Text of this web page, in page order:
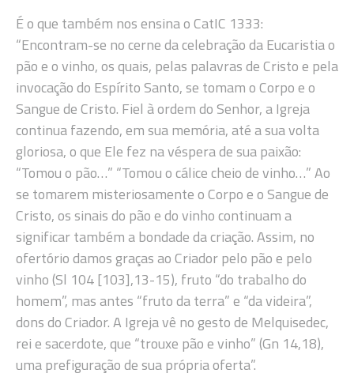
É o que também nos ensina o CatIC 1333:
“Encontram-se no cerne da celebração da Eucaristia o
pão e o vinho, os quais, pelas palavras de Cristo e pela
invocação do Espírito Santo, se tomam o Corpo e o
Sangue de Cristo. Fiel à ordem do Senhor, a Igreja
continua fazendo, em sua memória, até a sua volta
gloriosa, o que Ele fez na véspera de sua paixão:
“Tomou o pão…” “Tomou o cálice cheio de vinho…” Ao
se tomarem misteriosamente o Corpo e o Sangue de
Cristo, os sinais do pão e do vinho continuam a
significar também a bondade da criação. Assim, no
ofertório damos graças ao Criador pelo pão e pelo
vinho (Sl 104 [103],13-15), fruto “do trabalho do
homem”, mas antes “fruto da terra” e “da videira”,
dons do Criador. A Igreja vê no gesto de Melquisedec,
rei e sacerdote, que “trouxe pão e vinho” (Gn 14,18),
uma prefiguração de sua própria oferta”.